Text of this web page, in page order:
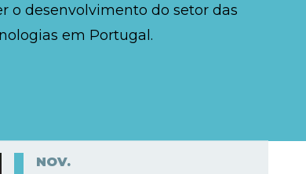
o desenvolvimento do setor das
em Portugal.
NOV.